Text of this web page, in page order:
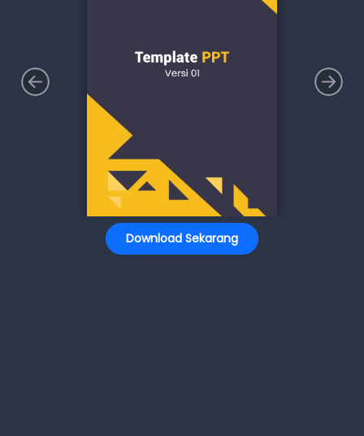
Download Sekarang